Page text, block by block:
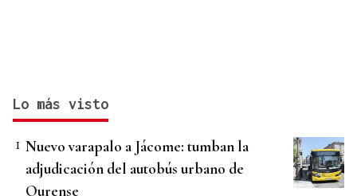
Lo más visto
Nuevo varapalo a Jácome: tumban la
adjudicación del autobús urbano de
Ourense